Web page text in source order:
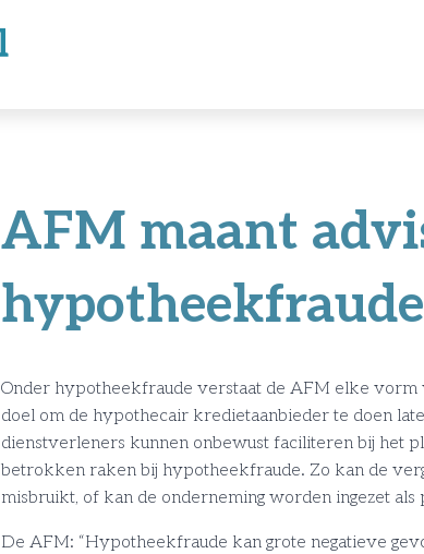
AFM maant
hypotheekfraude
Onder hypotheekfraude verstaat de AFM elke vorm
doel om de hypothecair kredietaanbieder te doen
dienstverleners kunnen onbewust faciliteren bij het
betrokken raken bij hypotheekfraude. Zo kan de
misbruikt, of kan de onderneming worden ingezet als
De AFM: “Hypotheekfraude kan grote negatieve